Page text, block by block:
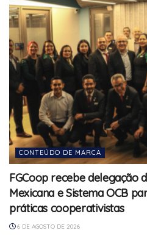
CONTEÚDO DE MARCA
FGCoop recebe delegação
Mexicana e Sistema OCB
práticas cooperativistas
6 DE AGOSTO DE 2026